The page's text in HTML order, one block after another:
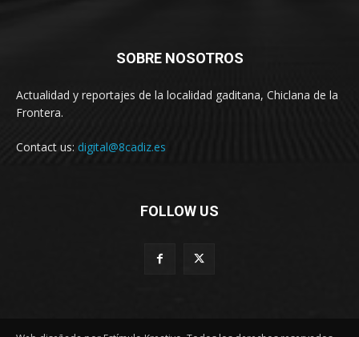
SOBRE NOSOTROS
Actualidad y reportajes de la localidad gaditana, Chiclana de la
Frontera.
Contact us: digital@8cadiz.es
FOLLOW US